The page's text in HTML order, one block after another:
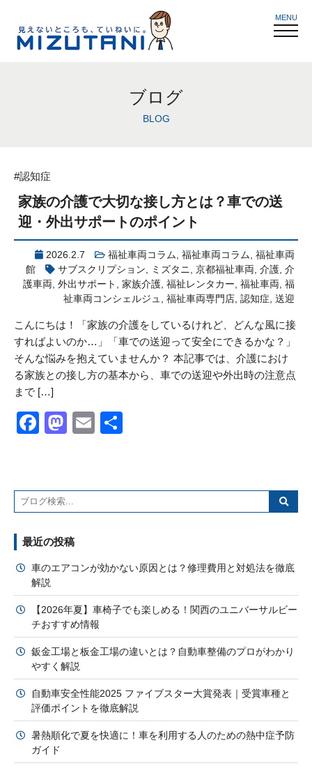
MENU
ブログ
BLOG
#認知症
家族の介護で大切な接し方とは？車での送
迎・外出サポートのポイント
2026.2.7 福祉車両コラム ,福祉車両コラム ,福祉車両
館
サブスクリプション ミズタニ ,京都福祉車両 ,介護 ,介
護車両 ,外出サポート ,家族介護 ,福祉レンタカー ,福祉車両 ,福
祉車両コンシェルジュ
,福祉車両専門店 ,認知症 ,送迎
こんにちは！「家族の介護をしているけれど、どんな風に接
すればよいのか…」「車での送迎って安全にできるかな？」
そんな悩みを抱えていませんか？ 本記事では、介護におけ
る家族との接し方の基本から、車での送迎や外出時の注意点
まで […]
Facebook
Mastodon
Email
最近の投稿
車のエアコンが効かない原因とは？修理費用と対処法を徹底
解説
【2026年夏】車椅子でも楽しめる！関西のユニバーサルビー
チおすすめ情報
鈑金工場と板金工場の違いとは？自動車整備のプロがわかり
やすく解説
自動車安全性能2025 ファイブスター大賞発表｜受賞車種と
評価ポイントを徹底解説
暑熱順化で夏を快適に！車を利用する人のための熱中症予防
ガイド